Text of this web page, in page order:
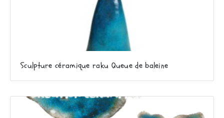
Sculpture céramique raku Queue de baleine